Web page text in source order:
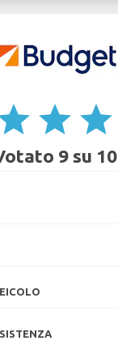
star star
9 su 10